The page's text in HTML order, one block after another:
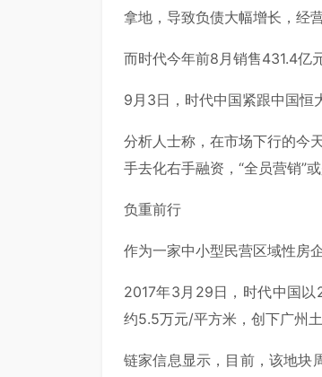
拿地，导致负债大幅增长，经
而时代今年前8月销售431.4亿
9月3日，时代中国紧跟中国恒
分析人士称，在市场下行的今
手去化右手融资，“全员营销”或
负重前行
作为一家中小型民营区域性房
2017年3月29日，时代中国
约5.5万元/平方米，创下广州
链家信息显示，目前，该地块